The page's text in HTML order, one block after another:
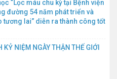
“Lọc máu chu kỳ tại Bệnh viện
đường 54 năm phát triển và
tương lai” diễn ra thành công tốt
KỶ NIỆM NGÀY THẬN THẾ GIỚI